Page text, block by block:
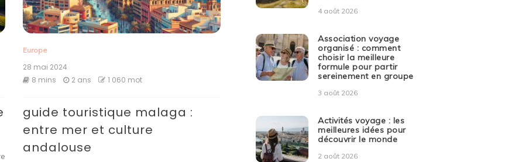
Europe
28 mai 2024
8 mins
2 ans 1 060 mot
guide touristique malaga :
entre mer et culture
andalouse
4 août 2026
Association voyage
organisé : comment
choisir la meilleure
formule pour partir
sereinement en groupe
3 août 2026
Activités voyage : les
meilleures idées pour
découvrir le monde
2 août 2026